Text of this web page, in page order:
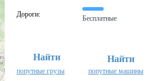
Дороги:
Бесплатные
Найти
попутные грузы
Найти
попутные машины